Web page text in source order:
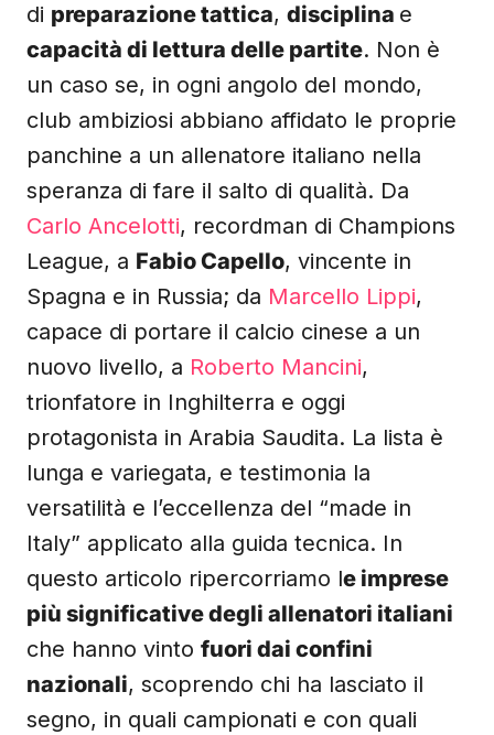
di preparazione tattica, disciplina e
capacità di lettura delle partite. Non è
un caso se, in ogni angolo del mondo,
club ambiziosi abbiano affidato le proprie
panchine a un allenatore italiano nella
speranza di fare il salto di qualità. Da
Carlo Ancelotti, recordman di Champions
League, a Fabio Capello, vincente in
Spagna e in Russia; da Marcello Lippi,
capace di portare il calcio cinese a un
nuovo livello, a Roberto Mancini,
trionfatore in Inghilterra e oggi
protagonista in Arabia Saudita. La lista è
lunga e variegata, e testimonia la
versatilità e l’eccellenza del “made in
Italy” applicato alla guida tecnica. In
questo articolo ripercorriamo le imprese
più significative degli allenatori italiani
che hanno vinto fuori dai confini
nazionali, scoprendo chi ha lasciato il
segno, in quali campionati e con quali